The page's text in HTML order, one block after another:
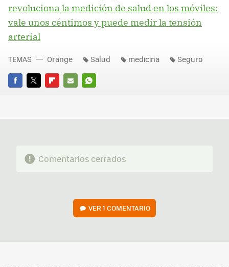
revoluciona la medición de salud en los móviles:
vale unos céntimos y puede medir la tensión
arterial
FACEBOOK
TWITTERFLIPBOARD
E-
WHATSAPP
TEMAS Orange Salud medicina Seguro
Comentarios cerrados
VER1 COMENTARIO